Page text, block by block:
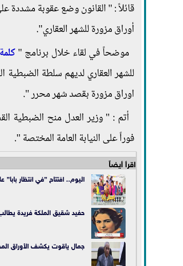
أوراق مزورة للشهر العقاري".
موضحاً في لقاء خلال برنامج "
اوراق مزورة بقصد شهر محرر ".
أتم : " وزير العدل منح الضبطية
فوراً على النيابة العامة المختصة ".
اقرأ أيضاً
اليوم.. افتتاح ”في انتظار
حفيد شقيق الملكة فريدة
جمال ياقوت يكشف الأوراق